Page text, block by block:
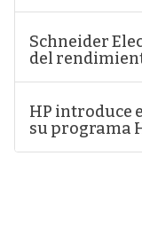
Schneider
del
HP introduce
su programa